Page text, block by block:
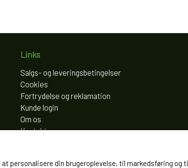
Links
Salgs- og leveringsbetingelser
Cookies
Fortrydelse og reklamation
Kunde login
Om os
Kontakt
personalisere din brugeroplevelse, til markedsføring og